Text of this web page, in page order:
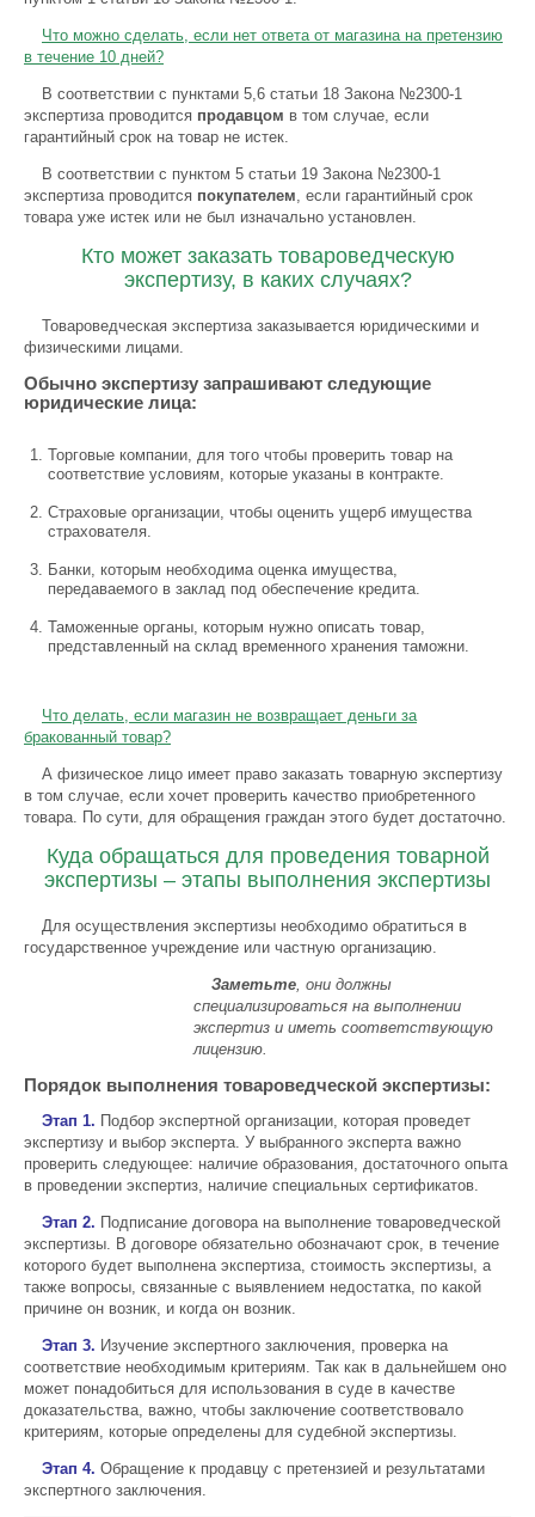
Что можно сделать, если нет ответа от магазина на претензию
в течение 10 дней?
В соответствии с пунктами 5,6 статьи 18 Закона №2300-1
экспертиза проводится продавцом в том случае, если
гарантийный срок на товар не истек.
В соответствии с пунктом 5 статьи 19 Закона №2300-1
экспертиза проводится покупателем, если гарантийный срок
товара уже истек или не был изначально установлен.
Кто может заказать товароведческую
экспертизу, в каких случаях?
Товароведческая экспертиза заказывается юридическими и
физическими лицами.
Обычно экспертизу запрашивают следующие
юридические лица:
Торговые компании, для того чтобы проверить товар на
соответствие условиям, которые указаны в контракте.
Страховые организации, чтобы оценить ущерб имущества
страхователя.
Банки, которым необходима оценка имущества,
передаваемого в заклад под обеспечение кредита.
Таможенные органы, которым нужно описать товар,
представленный на склад временного хранения таможни.
Что делать, если магазин не возвращает деньги за
бракованный товар?
А физическое лицо имеет право заказать товарную экспертизу
в том случае, если хочет проверить качество приобретенного
товара. По сути, для обращения граждан этого будет достаточно.
Куда обращаться для проведения товарной
экспертизы – этапы выполнения экспертизы
Для осуществления экспертизы необходимо обратиться в
государственное учреждение или частную организацию.
Заметьте, они должны
специализироваться на выполнении
экспертиз и иметь соответствующую
лицензию.
Порядок выполнения товароведческой экспертизы:
Этап 1. Подбор экспертной организации, которая проведет
экспертизу и выбор эксперта. У выбранного эксперта важно
проверить следующее: наличие образования, достаточного опыта
в проведении экспертиз, наличие специальных сертификатов.
Этап 2. Подписание договора на выполнение товароведческой
экспертизы. В договоре обязательно обозначают срок, в течение
которого будет выполнена экспертиза, стоимость экспертизы, а
также вопросы, связанные с выявлением недостатка, по какой
причине он возник, и когда он возник.
Этап 3. Изучение экспертного заключения, проверка на
соответствие необходимым критериям. Так как в дальнейшем оно
может понадобиться для использования в суде в качестве
доказательства, важно, чтобы заключение соответствовало
критериям, которые определены для судебной экспертизы.
Этап 4. Обращение к продавцу с претензией и результатами
экспертного заключения.